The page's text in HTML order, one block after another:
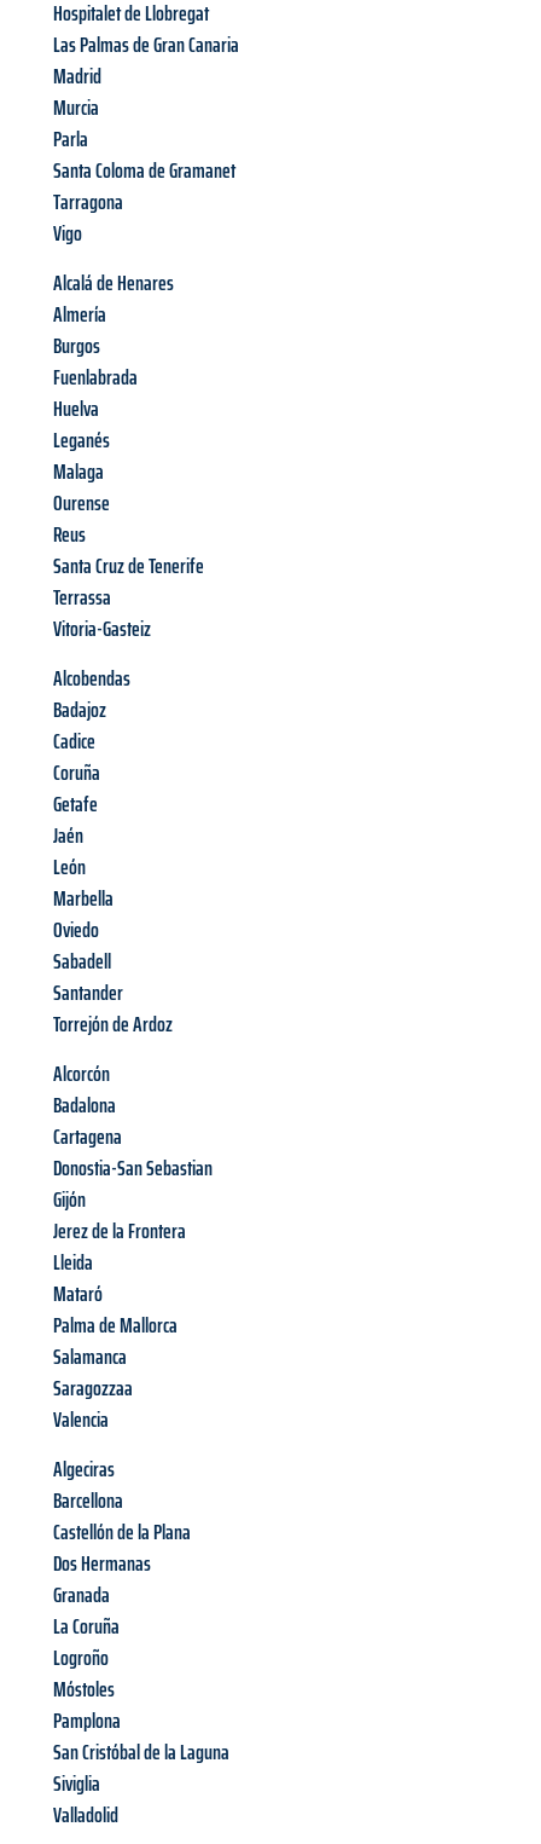
Hospitalet de Llobregat
Las Palmas de Gran Canaria
Madrid
Murcia
Parla
Santa Coloma de Gramanet
Tarragona
Vigo
Alcalá de Henares
Almería
Burgos
Fuenlabrada
Huelva
Leganés
Malaga
Ourense
Reus
Santa Cruz de Tenerife
Terrassa
Vitoria-Gasteiz
Alcobendas
Badajoz
Cadice
Coruña
Getafe
Jaén
León
Marbella
Oviedo
Sabadell
Santander
Torrejón de Ardoz
Alcorcón
Badalona
Cartagena
Donostia-San Sebastian
Gijón
Jerez de la Frontera
Lleida
Mataró
Palma de Mallorca
Salamanca
Saragozzaa
Valencia
Algeciras
Barcellona
Castellón de la Plana
Dos Hermanas
Granada
La Coruña
Logroño
Móstoles
Pamplona
San Cristóbal de la Laguna
Siviglia
Valladolid